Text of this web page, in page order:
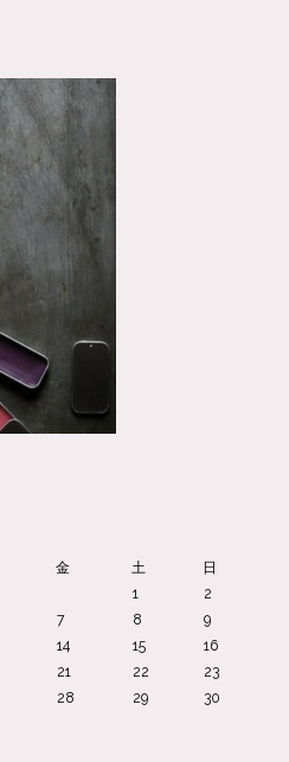
金 土
日
1
2
7 8
9
14 15
16
21 22
23
28 29
30